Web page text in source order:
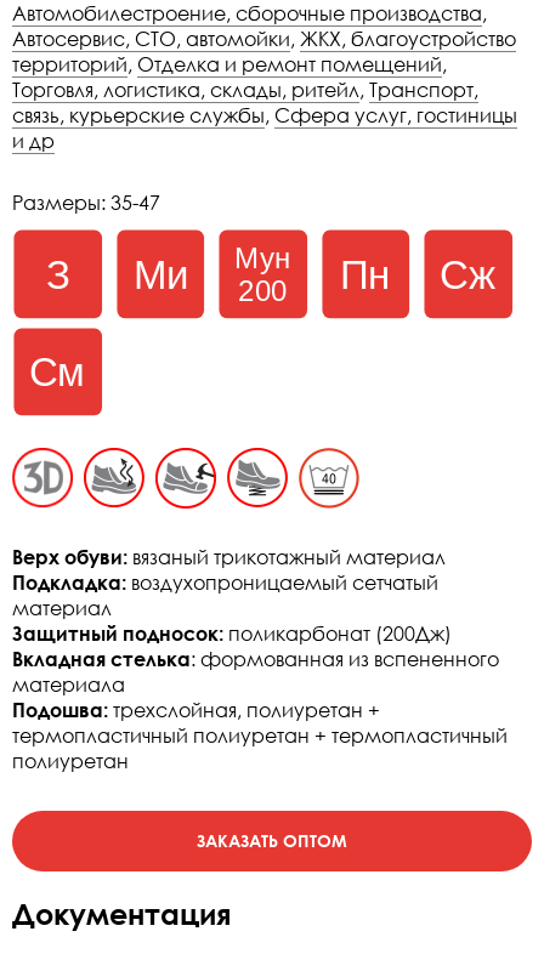
Автомобилестроение, сборочные производства,
Автосервис, СТО, автомойки, ЖКХ, благоустройство
территорий, Отделка и ремонт помещений,
Торговля, логистика, склады, ритейл, Транспорт,
связь, курьерские службы, Сфера услуг, гостиницы
и др
Размеры: 35-47
Верх обуви: вязаный трикотажный материал
Подкладка: воздухопроницаемый сетчатый
материал
Защитный подносок: поликарбонат (200Дж)
Вкладная стелька: формованная из вспененного
материала
Подошва: трехслойная, полиуретан +
термопластичный полиуретан + термопластичный
полиуретан
Документация